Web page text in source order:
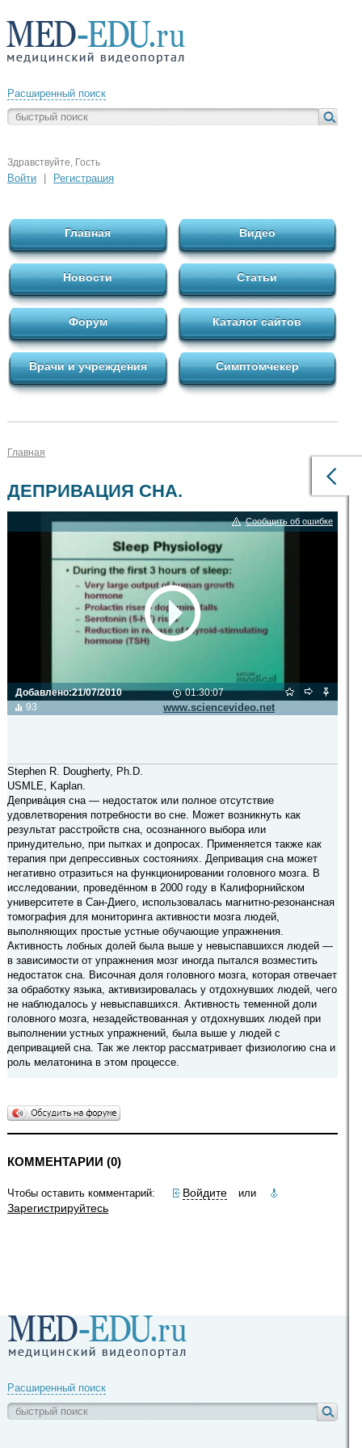
Расширенный поиск
Здравствуйте, Гость
Войти Регистрация
Главная Видео
Новости Статьи
Форум Каталог сайтов
Врачи и учреждения Симптомчекер
Главная
ДЕПРИВАЦИЯ СНА.
Сообщить об ошибке
Добавлено:21/07/2010
93
01:30:07
Видео транслируется с сайта www.sciencevideo.net
Stephen R. Dougherty, Ph.D.
USMLE, Kaplan.
Деприва́ция сна — недостаток или полное отсутствие
удовлетворения потребности во сне. Может возникнуть как
результат расстройств сна, осознанного выбора или
принудительно, при пытках и допросах. Применяется также как
терапия при депрессивных состояниях. Депривация сна может
негативно отразиться на функционировании головного мозга. В
исследовании, проведённом в 2000 году в Калифорнийском
университете в Сан-Диего, использовалась магнитно-резонансная
томография для мониторинга активности мозга людей,
выполняющих простые устные обучающие упражнения.
Активность лобных долей была выше у невыспавшихся людей —
в зависимости от упражнения мозг иногда пытался возместить
недостаток сна. Височная доля головного мозга, которая отвечает
за обработку языка, активизировалась у отдохнувших людей, чего
не наблюдалось у невыспавшихся. Активность теменной доли
головного мозга, незадействованная у отдохнувших людей при
выполнении устных упражнений, была выше у людей с
депривацией сна. Так же лектор рассматривает физиологию сна и
роль мелатонина в этом процессе.
КОММЕНТАРИИ (0)
Чтобы оставить комментарий: Войдите или
Зарегистрируйтесь
Расширенный поиск